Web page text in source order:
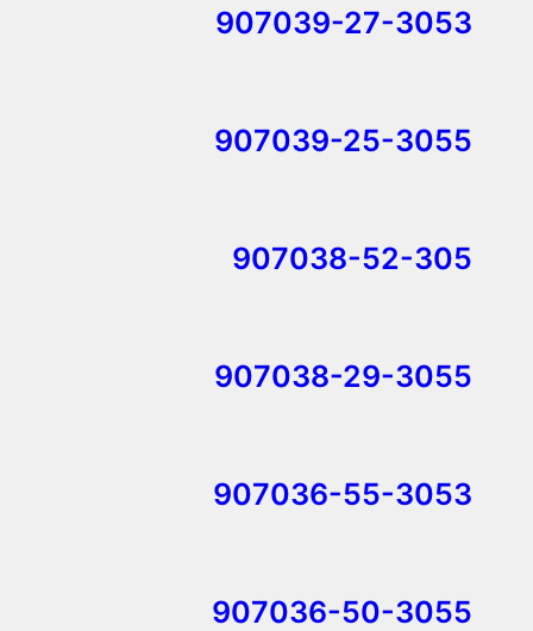
907039-27-3053
907039-25-3055
907038-52-305
907038-29-3055
907036-55-3053
907036-50-3055